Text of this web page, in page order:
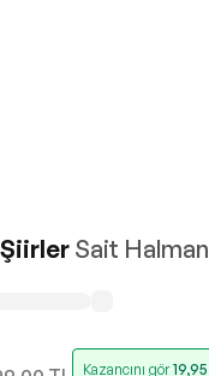
Şiirler Sait Halman
Kazancını gör19,95